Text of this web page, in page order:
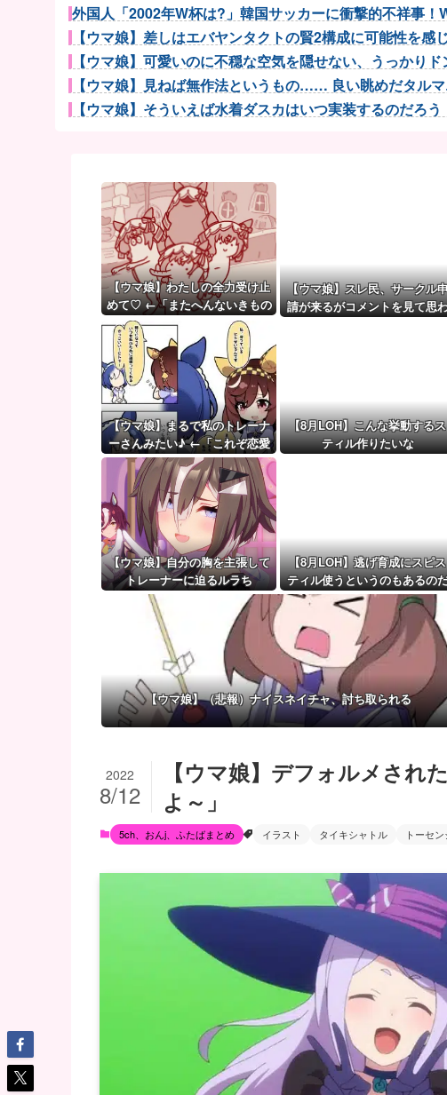
外国人「2002年W杯は?」韓国サッカーに衝撃的不祥事！
【ウマ娘】差しはエバヤンタクトの賢2構成に可能性を感
【ウマ娘】可愛いのに不穏な空気を隠せない、うっかりド
【ウマ娘】見ねば無作法というもの…… 良い眺めだタル
【ウマ娘】そういえば水着ダスカはいつ実装するのだろう
【朗報】長野桃羽「嗣永桃子さんと道重さゆみさんが理
【医師解説】飲酒後の「締めのラーメン欲」の原因は？
【NBA】ニック・ナースもレブロン・ジェームズのPG起
ウクライナ軍参謀本部「今年のロシア軍死傷者24万人…
【画像】8月だから夏に撮った写真あげていく
無神経な人あるある
【ウマ娘】（審議）無凸ブーケと完凸シャカール、中距
【ウマ娘】覚醒Lv6、7の解放が今後2か月置きに実装予定
【ウマ娘】わたしの全力受け止
めて♡ ←「またへんないきもの
がふえてる…」
【ウマ娘】スレ民、サークル
請が来るがコメントを見て思
【ウマ娘】まるで私のトレーナ
ーさんみたい♪ ←「これぞ恋愛
強者スペ一族…」
【8月LOH】こんな挙動するス
ティル作りたいな
【ウマ娘】自分の胸を主張して
トレーナーに迫るルラち
【8月LOH】逃げ育成にスピス
ティル使うというのもあるの
な
【ウマ娘】（悲報）ナイスネイチャ、討ち取られる
【ウマ娘】デフォルメされ
よ～」
2022
8/12
5ch、おんj、ふたばまとめ イラスト タイキシャトル トーセ